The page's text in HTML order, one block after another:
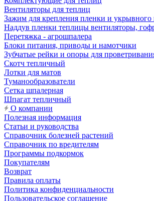
Вентиляторы для теплиц
Зажим для крепления пленки и укрывного
Наддув пленки теплицы вентиляторы,
Перетяжка - агрошпалера
Блоки питания, приводы и намотчики
Зубчатые рейки и опоры для
Скотч тепличный
Лотки для матов
Туманообразователи
Сетка шпалерная
Шпагат тепличный
О компании
Полезная информация
Статьи и руководства
Справочник болезней растений
Справочник по вредителям
Программы подкормок
Покупателям
Возврат
Правила оплаты
Политика конфиденциальности
Пользовательское соглашение